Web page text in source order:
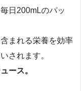
日200mLのパッ
まれる栄養を効率
されます。
ース。